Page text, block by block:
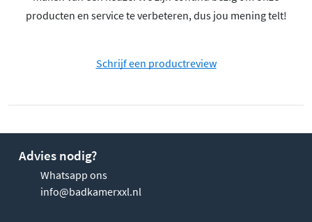
producten en service te verbeteren, dus jou mening telt!
Schrijf een productreview
Advies nodig?
Whatsapp ons
info@badkamerxxl.nl